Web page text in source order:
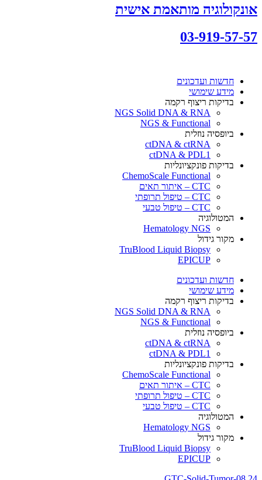
אונקולוגיה מותאמת אישית
03-919-57-57
חדשות ועדכונים
מידע שימושי
בדיקות ריצוף רקמה
NGS Solid DNA & RNA
NGS & Functional
ביופסיה נוזלית
ctDNA & ctRNA
ctDNA & PDL1
בדיקות פונקציונליות
ChemoScale Functional
CTC – איתור תאים
CTC – טיפול תרופתי
CTC – טיפול טבעי
המטולוגיה
Hematology NGS
מקור גידול
TruBlood Liquid Biopsy
EPICUP
חדשות ועדכונים
מידע שימושי
בדיקות ריצוף רקמה
NGS Solid DNA & RNA
NGS & Functional
ביופסיה נוזלית
ctDNA & ctRNA
ctDNA & PDL1
בדיקות פונקציונליות
ChemoScale Functional
CTC – איתור תאים
CTC – טיפול תרופתי
CTC – טיפול טבעי
המטולוגיה
Hematology NGS
מקור גידול
TruBlood Liquid Biopsy
EPICUP